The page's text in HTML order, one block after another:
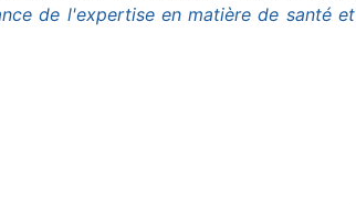
de l'expertise en matière de santé et